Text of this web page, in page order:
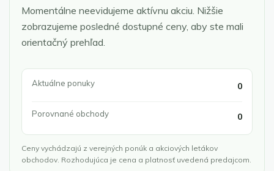
Momentálne neevidujeme aktívnu akciu. Nižšie
zobrazujeme posledné dostupné ceny, aby ste mali
orientačný prehľad.
Aktuálne ponuky 0
Porovnané obchody 0
Ceny vychádzajú z verejných ponúk a akciových letákov
obchodov. Rozhodujúca je cena a platnosť uvedená predajcom.